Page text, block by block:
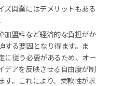
ズ開業にはデメリットもある
加盟料など経済的な負担がか
する要因となり得ます。ま
に従う必要があるため、オー
デアを反映させる自由度が制
す。これにより、柔軟性が求